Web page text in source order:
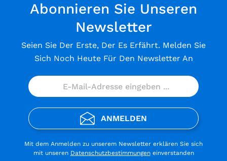
Abonnieren Sie Unseren
Newsletter
Seien Sie Der Erste, Der Es Erfährt. Melden Sie
Sich Noch Heute Für Den Newsletter An
ANMELDEN
Mit dem Anmelden zu unserem Newsletter erklären Sie sich
mit unseren Datenschutzbestimmungeneinverstanden